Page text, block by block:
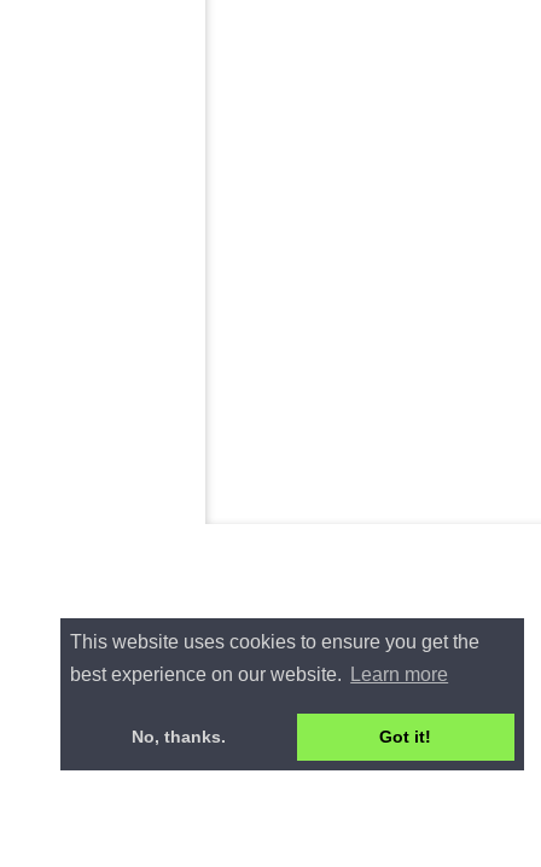
This website uses cookies to ensure you get the
best experience on our website.
Learn more
No, thanks. Got it!